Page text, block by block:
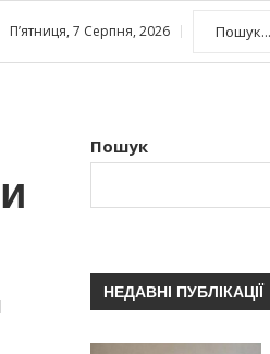
П’ятниця, 7 Серпня, 2026
Пошук
НЕДАВНІ ПУБЛІКАЦІЇ